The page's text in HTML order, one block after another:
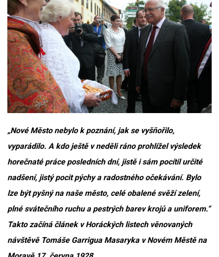
„Nové Město nebylo k poznání, jak se vyšňořilo,
vyparádilo. A kdo ještě v neděli ráno prohlížel výsledek
horečnaté práce posledních dní, jistě i sám pocítil určité
nadšení, jistý pocit pýchy a radostného očekávání. Bylo
lze být pyšný na naše město, celé obalené svěží zelení,
plné svátečního ruchu a pestrých barev krojů a uniforem.“
Takto začíná článek v Horáckých listech věnovaných
návštěvě Tomáše Garrigua Masaryka v Novém Městě na